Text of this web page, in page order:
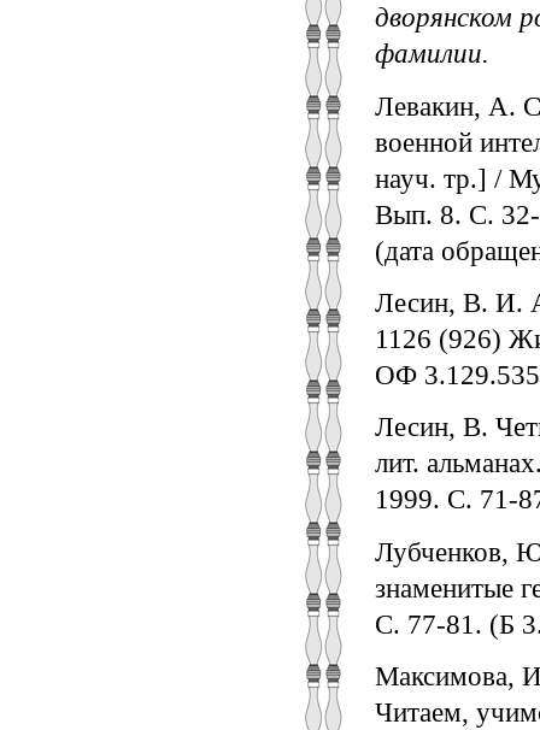
дворянском
фамилии.
Левакин, А.
военной
науч. тр.] /
Вып. 8. С. 32-
(дата
Лесин, В. И.
1126 (926)
ОФ
Лесин, В.
лит.
1999. С. 71-
Лубченков,
знаменитые
С. 77-81. (Б
Максимова,
Читаем,